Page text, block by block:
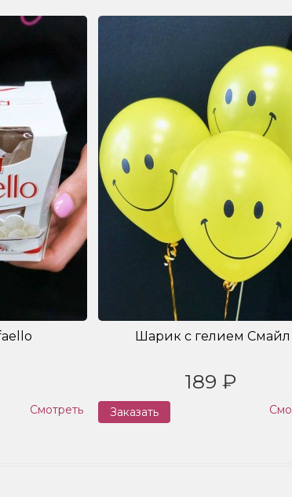
Смотреть
Шарик с гелием Смайл
189 ₽
Заказать